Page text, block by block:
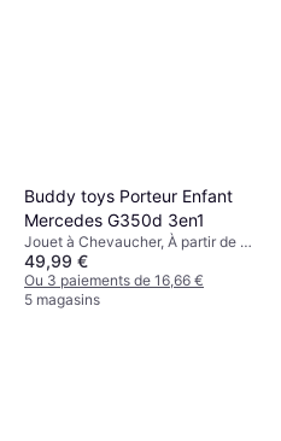
Buddy toys Porteur Enfant
Mercedes G350d 3en1
Jouet à Chevaucher, À partir de 2
ans
49,99 €
Ou 3 paiements de 16,66 €
5 magasins